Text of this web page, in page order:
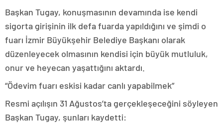
Başkan Tugay, konuşmasının devamında ise kendi
sigorta girişinin ilk defa fuarda yapıldığını ve şimdi o
fuarı İzmir Büyükşehir Belediye Başkanı olarak
düzenleyecek olmasının kendisi için büyük mutluluk,
onur ve heyecan yaşattığını aktardı.
“Ödevim fuarı eskisi kadar canlı yapabilmek”
Resmi açılışın 31 Ağustos’ta gerçekleşeceğini söyleyen
Başkan Tugay, şunları kaydetti: